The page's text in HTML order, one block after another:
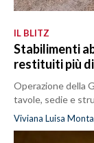
IL BLITZ
Stabilimenti
restituiti più
Operazione della
tavole, sedie e
Viviana Luisa